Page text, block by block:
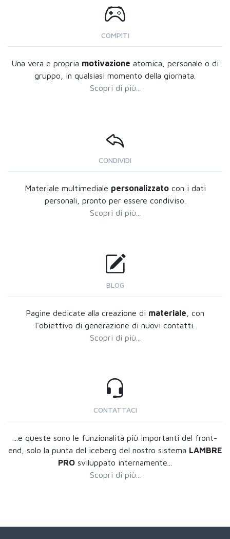
COMPITI
Una vera e propria motivazione atomica, personale o di
gruppo, in qualsiasi momento della giornata.
Scopri di più...
CONDIVIDI
Materiale multimediale personalizzatocon i dati
personali, pronto per essere condiviso.
Scopri di più...
BLOG
Pagine dedicate alla creazione di materiale , con
l'obiettivo di generazione di nuovi contatti.
Scopri di più...
CONTATTACI
...e queste sono le funzionalità più importanti del front-
end, solo la punta del iceberg del nostro sistema LAMBRE
PRO sviluppato internamente...
Scopri di più...